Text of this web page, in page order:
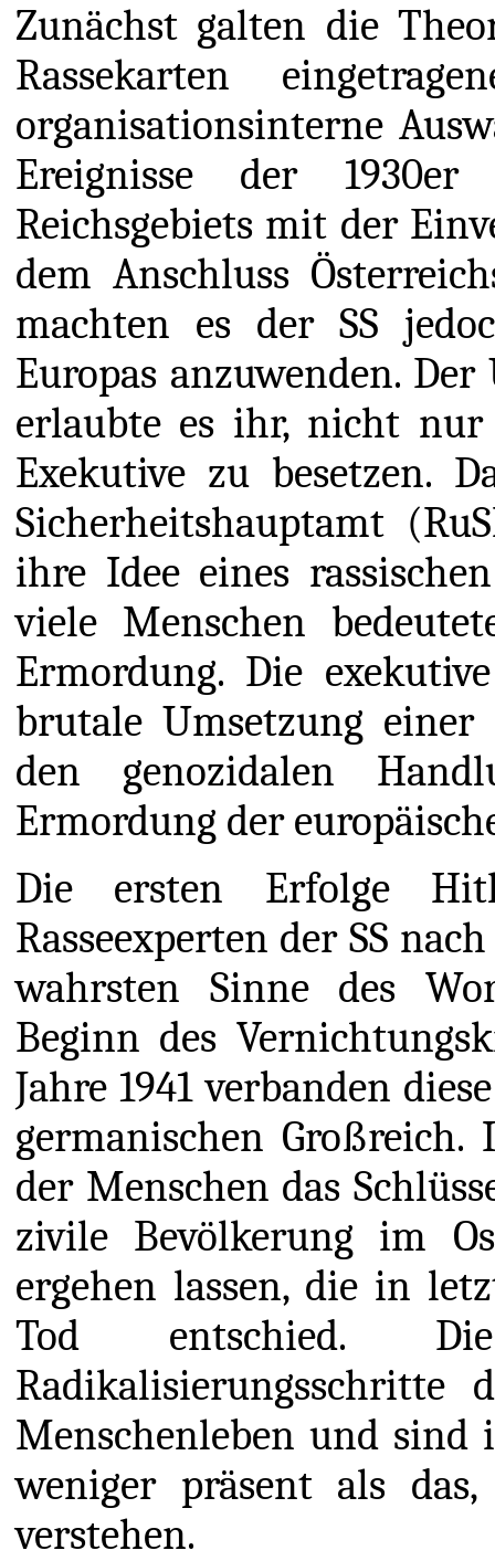
Zunächst galten die
Rassekarten
organisationsinterne
Ereignisse der
Reichsgebiets mit der
dem Anschluss
machten es der SS
Europas anzuwenden.
erlaubte es ihr, nicht nur
Exekutive zu besetzen.
Sicherheitshauptamt
ihre Idee eines
viele Menschen
Ermordung. Die
brutale Umsetzung
den genozidalen
Ermordung der
Die ersten Erfolge
Rasseexperten der SS
wahrsten Sinne des
Beginn des
Jahre 1941 verbanden
germanischen
der Menschen das
zivile Bevölkerung im
ergehen lassen, die in
Tod entschied.
Menschenleben und
weniger präsent als
verstehen.